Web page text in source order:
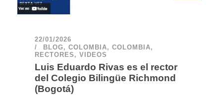
22/01/2026
BLOG, COLOMBIA, COLOMBIA,
RECTORES , VIDEOS
Luis Eduardo Rivas es el rector
del Colegio Bilingüe Richmond
(Bogotá)